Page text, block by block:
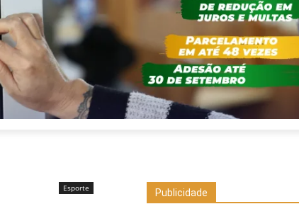
Esporte Publicidade